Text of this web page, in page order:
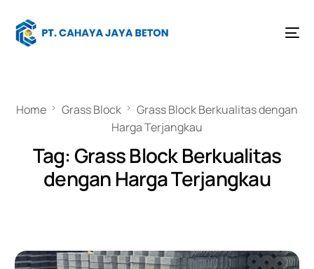
Home Grass Block
Grass Block Berkualitas dengan
Harga Terjangkau
Tag:Grass Block Berkualitas
dengan Harga Terjangkau